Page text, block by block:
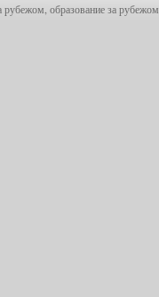
образование за